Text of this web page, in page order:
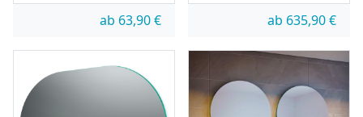
ab 63,90€ ab 635,90€